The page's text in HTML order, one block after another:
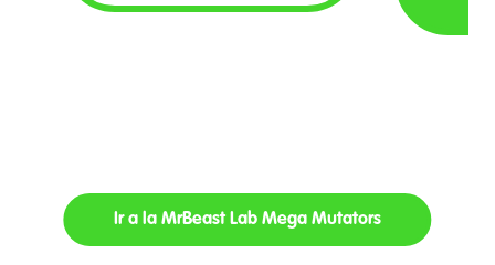
Ir a la MrBeast Lab Mega Mutators